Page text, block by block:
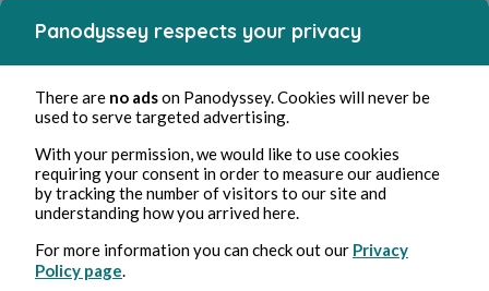
Panodyssey respects your privacy
There are no adson Panodyssey. Cookies will never be
used to serve targeted advertising.
With your permission, we would like to use cookies
requiring your consent in order to measure our audience
by tracking the number of visitors to our site and
understanding how you arrived here.
For more information you can check out our Privacy
Policy page